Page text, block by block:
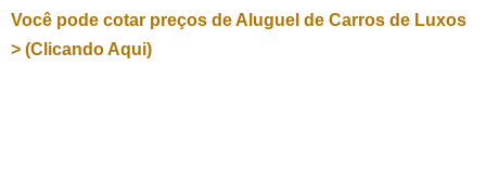
Você pode cotar preços de Aluguel de Carros de Luxos
> (Clicando Aqui)